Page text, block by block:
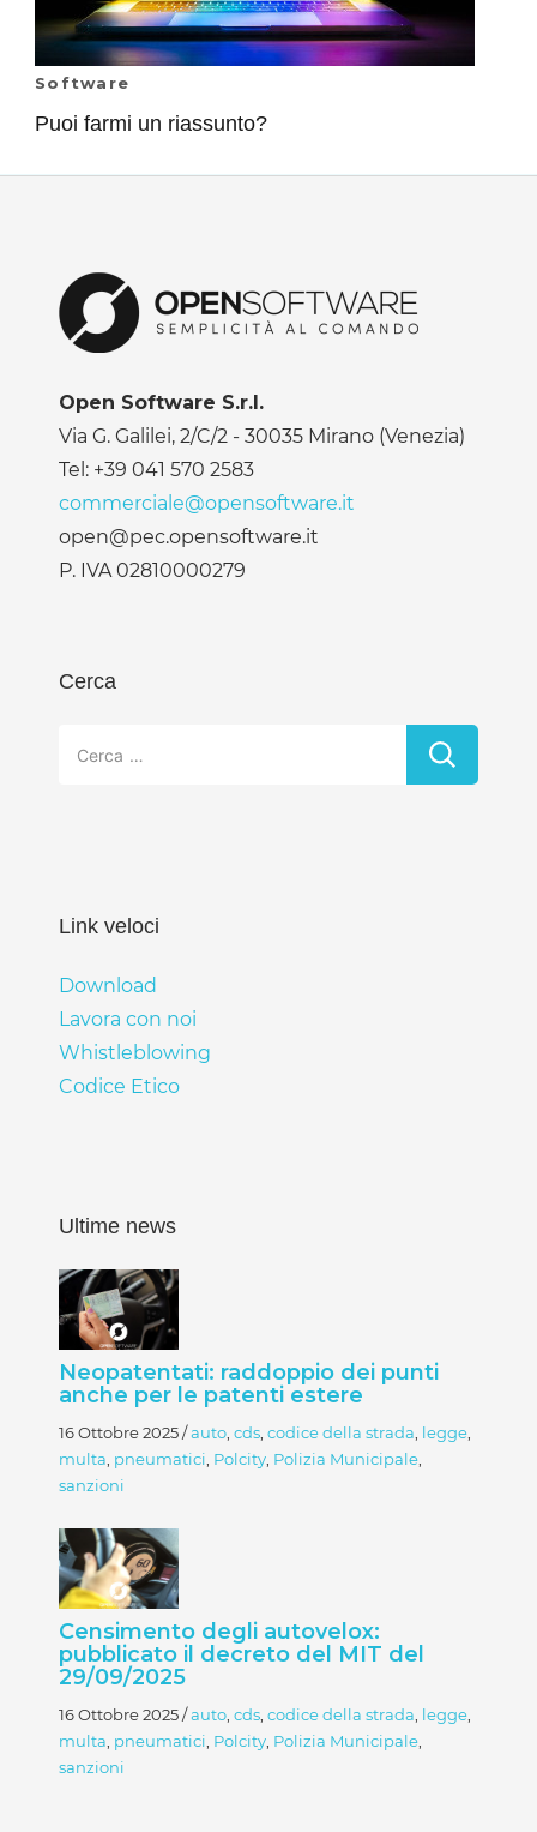
Software
Puoi farmi un riassunto?
Open Software S.r.l.
Via G. Galilei, 2/C/2 - 30035 Mirano (Venezia)
Tel: +39 041 570 2583
commerciale@opensoftware.it
open@pec.opensoftware.it
P. IVA 02810000279
Cerca
Link veloci
Download
Lavora con noi
Whistleblowing
Codice Etico
Ultime news
Neopatentati: raddoppio dei punti
anche per le patenti estere
16 Ottobre 2025/auto, cds, codice della strada, legge,
multa, pneumatici, Polcity, Polizia Municipale,
sanzioni
Censimento degli autovelox:
pubblicato il decreto del MIT del
29/09/2025
16 Ottobre 2025/auto, cds, codice della strada, legge,
multa, pneumatici, Polcity, Polizia Municipale,
sanzioni